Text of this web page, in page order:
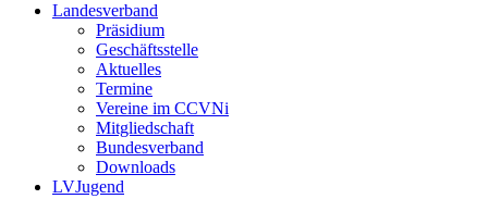
Landesverband
Präsidium
Geschäftsstelle
Aktuelles
Termine
Vereine im CCVNi
Mitgliedschaft
Bundesverband
Downloads
LVJugend